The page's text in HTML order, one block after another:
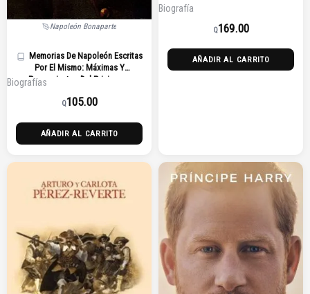
Napoleón Bonaparte
Memorias De Napoleón Escritas
Por El Mismo: Máximas Y
Pensamientos Del Prisionero
Biografías
Q105.00
AÑADIR AL CARRITO
Biografía
Q169.00
AÑADIR AL CARRITO